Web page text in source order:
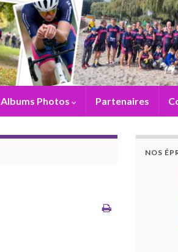
Albums Photos Partenaires
NOS